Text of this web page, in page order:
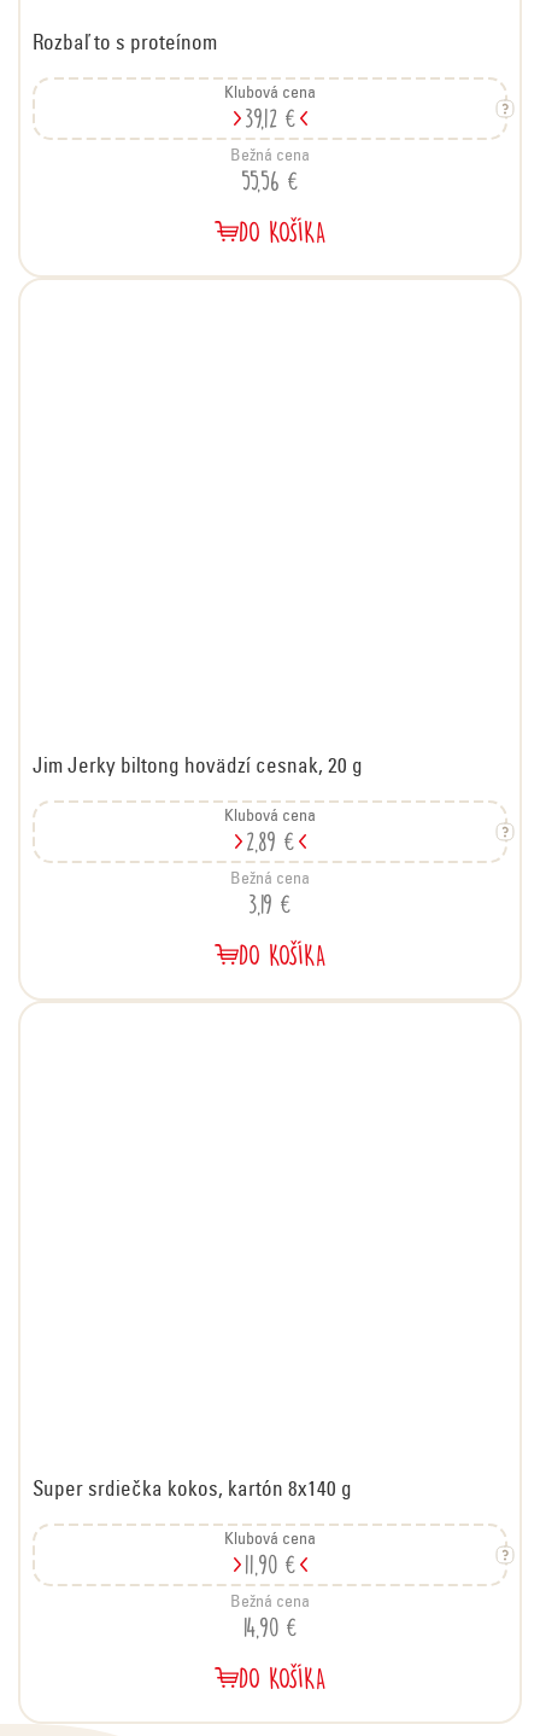
Rozbaľ to s proteínom
Klubová cena
39,12 €
Bežná cena
55,56 €
DO KOŠÍKA
Jim Jerky biltong hovädzí cesnak, 20 g
Klubová cena
2,89 €
Bežná cena
3,19 €
DO KOŠÍKA
Super srdiečka kokos, kartón 8x140 g
Klubová cena
11,90 €
Bežná cena
14,90 €
DO KOŠÍKA